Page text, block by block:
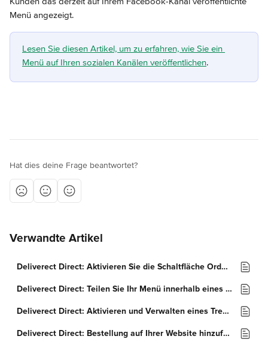
Menü angezeigt.
Lesen Sie diesen Artikel, um zu erfahren, wie Sie ein
Menü auf Ihren sozialen Kanälen veröffentlichen.
Hat dies deine Frage beantwortet?
Verwandte Artikel
Deliverect Direct: Aktivieren Sie die Schaltfläche Order Food und verwenden Sie Sticker auf Instagram
Deliverect Direct: Teilen Sie Ihr Menü innerhalb eines Facebook-Posts
Deliverect Direct: Aktivieren und Verwalten eines Treueprogramms
Deliverect Direct: Bestellung auf Ihrer Website hinzufügen